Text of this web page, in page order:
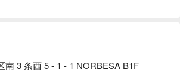
设计的沉稳日式氛围中，以美酒佳肴招待
美。此外，如同店名「 碗 」（ 碗 ）一
南 3 条西 5 - 1 - 1 NORBESA B1F